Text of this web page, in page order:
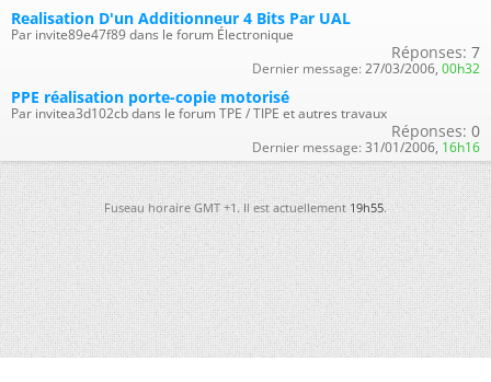
Realisation D'un Additionneur 4 Bits Par UAL
Par invite89e47f89 dans le forum Électronique
Réponses: 7
Dernier message: 27/03/2006, 00h32
PPE réalisation porte-copie motorisé
Par invitea3d102cb dans le forum TPE / TIPE et autres travaux
Réponses: 0
Dernier message: 31/01/2006, 16h16
Fuseau horaire GMT +1. Il est actuellement19h55.